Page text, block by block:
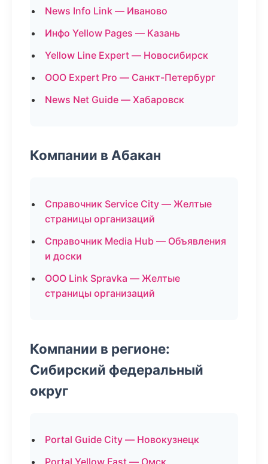
News Info Link — Иваново
Инфо Yellow Pages — Казань
Yellow Line Expert — Новосибирск
ООО Expert Pro — Санкт-Петербург
News Net Guide — Хабаровск
Компании в Абакан
Справочник Service City — Желтые
страницы организаций
Справочник Media Hub — Объявления
и доски
ООО Link Spravka — Желтые
страницы организаций
Компании в регионе:
Сибирский федеральный
округ
Portal Guide City — Новокузнецк
Portal Yellow Fast — Омск